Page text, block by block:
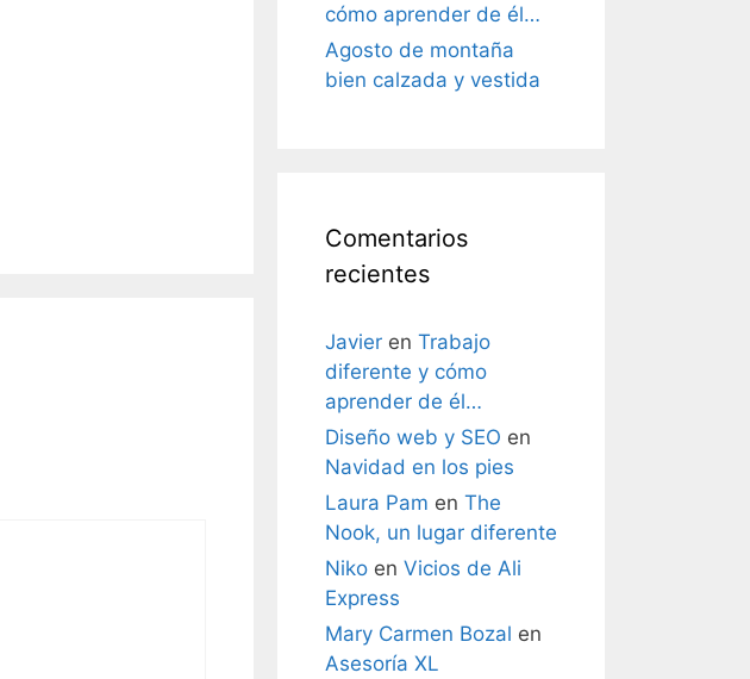
cómo aprender de él…
Agosto de montaña
bien calzada y vestida
Comentarios
recientes
Javier en Trabajo
diferente y cómo
aprender de él…
Diseño web y SEO en
Navidad en los pies
Laura Pam en The
Nook, un lugar diferente
Niko en Vicios de Ali
Express
Mary Carmen Bozal en
Asesoría XL